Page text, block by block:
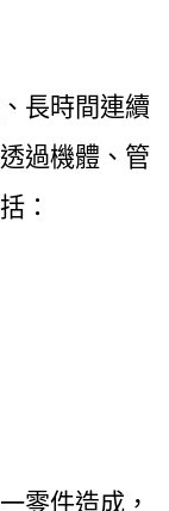
長時間連續
過機體、管
：
零件造成，